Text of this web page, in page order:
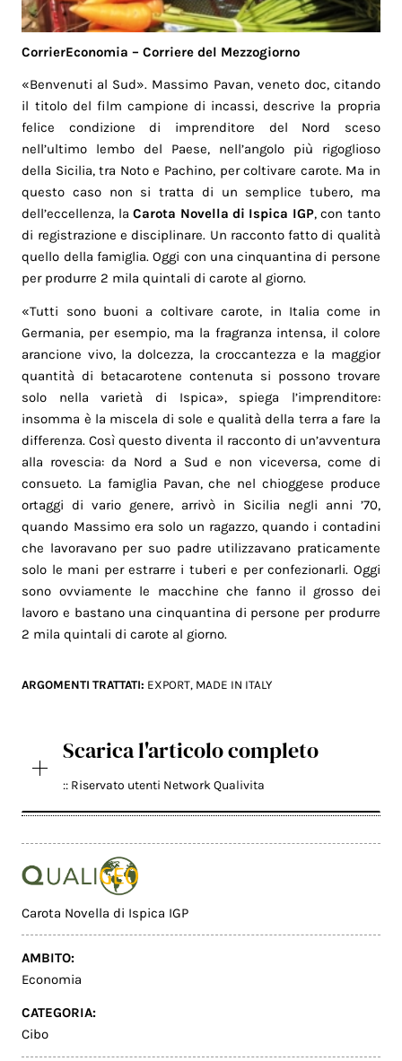
CorrierEconomia – Corriere del Mezzogiorno
«Benvenuti al Sud». Massimo Pavan, veneto doc, citando
il titolo del film campione di incassi, descrive la propria
felice condizione di imprenditore del Nord sceso
nell’ultimo lembo del Paese, nell’angolo più rigoglioso
della Sicilia, tra Noto e Pachino, per coltivare carote. Ma in
questo caso non si tratta di un semplice tubero, ma
dell’eccellenza, laCarota Novella di Ispica IGP, con tanto
di registrazione e disciplinare. Un racconto fatto di qualità
quello della famiglia. Oggi con una cinquantina di persone
per produrre 2 mila quintali di carote al giorno.
«Tutti sono buoni a coltivare carote, in Italia come in
Germania, per esempio, ma la fragranza intensa, il colore
arancione vivo, la dolcezza, la croccantezza e la maggior
quantità di betacarotene contenuta si possono trovare
solo nella varietà di Ispica», spiega l’imprenditore:
insomma è la miscela di sole e qualità della terra a fare la
differenza. Così questo diventa il racconto di un’avventura
alla rovescia: da Nord a Sud e non viceversa, come di
consueto. La famiglia Pavan, che nel chioggese produce
ortaggi di vario genere, arrivò in Sicilia negli anni ’70,
quando Massimo era solo un ragazzo, quando i contadini
che lavoravano per suo padre utilizzavano praticamente
solo le mani per estrarre i tuberi e per confezionarli. Oggi
sono ovviamente le macchine che fanno il grosso dei
lavoro e bastano una cinquantina di persone per produrre
2 mila quintali di carote al giorno.
ARGOMENTI TRATTATI: EXPORT, MADE IN ITALY
Scarica l'articolo completo
:: Riservato utenti Network Qualivita
Carota Novella di Ispica IGP
AMBITO:
Economia
CATEGORIA:
Cibo